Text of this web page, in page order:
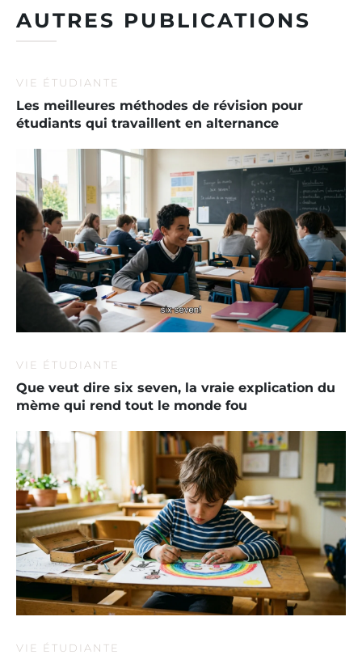
AUTRES PUBLICATIONS
VIE ÉTUDIANTE
Les meilleures méthodes de révision pour
étudiants qui travaillent en alternance
VIE ÉTUDIANTE
Que veut dire six seven, la vraie explication du
mème qui rend tout le monde fou
VIE ÉTUDIANTE